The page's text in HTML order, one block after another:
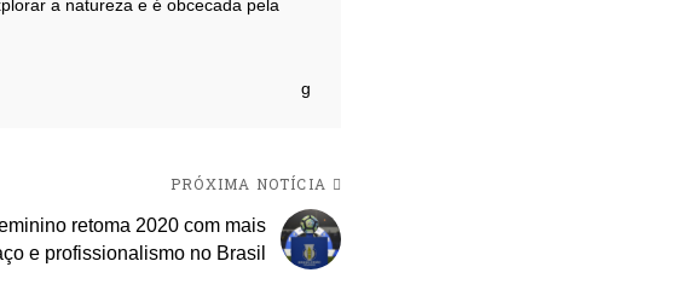
a natureza e é obcecada pela
PRÓXIMA NOTÍCIA
retoma 2020 com mais
e profissionalismo no Brasil